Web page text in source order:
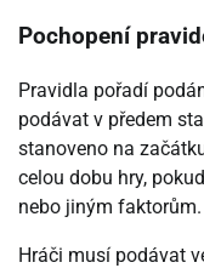
Pochopení
Pravidla pořadí
podávat v předem
stanoveno na
celou dobu hry,
nebo jiným faktorům.
Hráči musí podávat